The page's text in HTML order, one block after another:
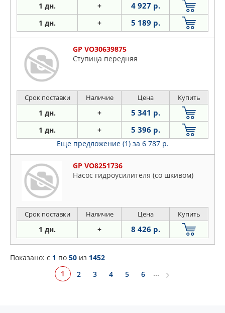
1 дн. + 4 927 р.
1 дн. + 5 189 р.
GP VO30639875
Ступица передняя
Срок поставки Наличие Цена Купить
1 дн. + 5 341 р.
1 дн. + 5 396 р.
Еще предложение (1) за 6 787 р.
GP VO8251736
Насос гидроусилителя (со шкивом)
Срок поставки Наличие Цена Купить
1 дн. + 8 426 р.
Показано: c 1 по 50 из 1452
1
2 3 4 5 6 ...